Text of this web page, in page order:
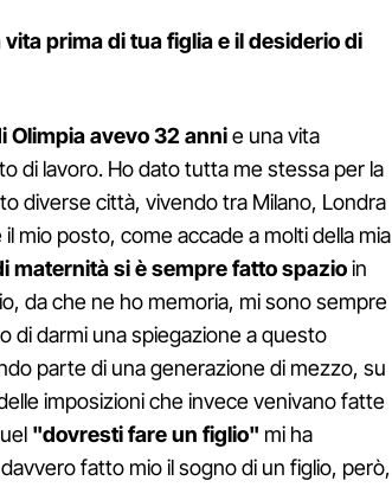
prima di tua figlia e il desiderio di
Olimpia avevo 32 annie una vita
di lavoro. Ho dato tutta me stessa per la
diverse città, vivendo tra Milano, Londra
mio posto, come accade a molti della mia
maternità si è sempre fatto spazioin
da che ne ho memoria, mi sono sempre
di darmi una spiegazione a questo
parte di una generazione di mezzo, su
imposizioni che invece venivano fatte
"dovresti fare un figlio" mi ha
fatto mio il sogno di un figlio, però,